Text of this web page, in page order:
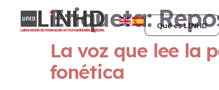
Qué es LINHD
Etiqueta:
La voz que lee la
fonética